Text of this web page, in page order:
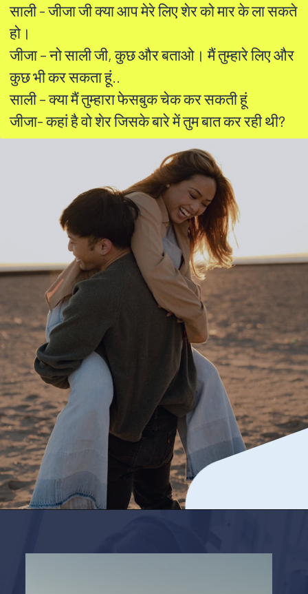
साली - जीजा जी क्या आप मेरे लिए शेर को मार के ला सकते
हो।
जीजा – नो साली जी, कुछ और बताओ। मैं तुम्हारे लिए और
कुछ भी कर सकता हूं..
साली – क्या मैं तुम्हारा फेसबुक चेक कर सकती हूं
जीजा- कहां है वो शेर जिसके बारे में तुम बात कर रही थी?